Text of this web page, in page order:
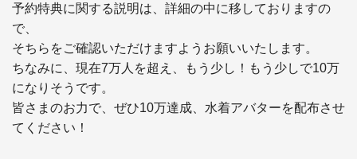
予約特典に関する説明は、詳細の中に移しておりますの
で、
そちらをご確認いただけますようお願いいたします。
ちなみに、現在7万人を超え、もう少し！もう少しで10万
になりそうです。
皆さまのお力で、ぜひ10万達成、水着アバターを配布させ
てください！